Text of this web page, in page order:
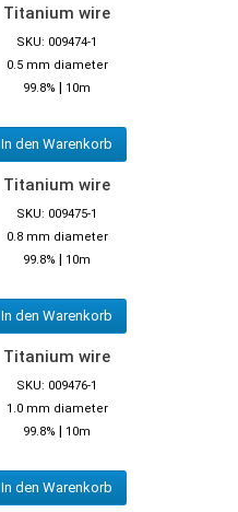
Titanium wire
SKU: 009474-1
0.5 mm diameter
99.8% | 10m
In den Warenkorb
Titanium wire
SKU: 009475-1
0.8 mm diameter
99.8% | 10m
In den Warenkorb
Titanium wire
SKU: 009476-1
1.0 mm diameter
99.8% | 10m
In den Warenkorb